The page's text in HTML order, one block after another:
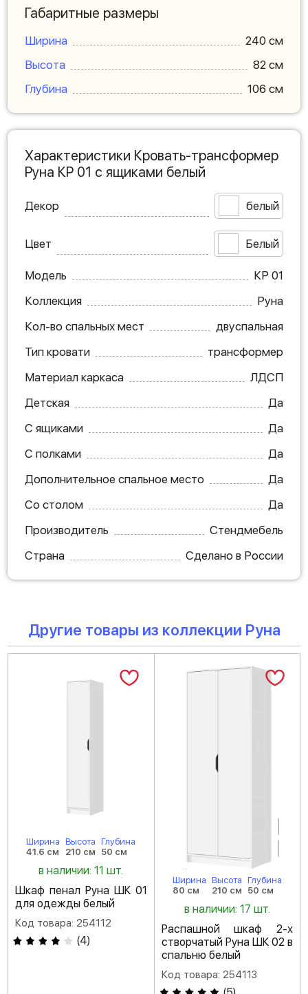
Габаритные размеры
Ширина
240 см
Высота
82 см
Глубина
106 см
Характеристики Кровать-трансформер
Руна КР 01 с ящиками белый
Декор белый
Цвет Белый
Модель
КР 01
Коллекция
Руна
Кол-во спальных мест
двуспальная
Тип кровати
трансформер
Материал каркаса
ЛДСП
Детская
Да
С ящиками
Да
С полками
Да
Дополнительное спальное место
Да
Со столом
Да
Производитель
Стендмебель
Страна
Сделано в России
Другие товары из коллекции Руна
Ширина
41.6 см
Высота
210 см
Глубина
50 см
в наличии: 11 шт.
Шкаф пенал Руна ШК 01
для одежды белый
Код товара: 254112
(4)
Ширина
80 см
Высота
210 см
Глубина
50 см
в наличии: 17 шт.
Распашной шкаф 2-х
створчатый Руна ШК 02 в
спальню белый
Код товара: 254113